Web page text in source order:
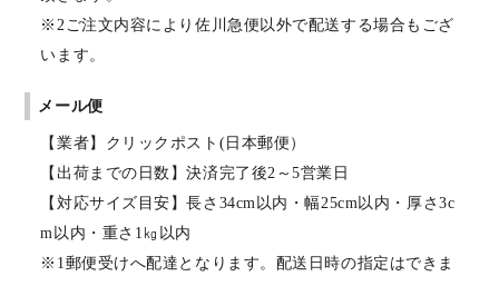
※2ご注文内容により佐川急便以外で配送する場合もござ
います。
メール便
【業者】クリックポスト(日本郵便）
【出荷までの日数】決済完了後2～5営業日
【対応サイズ目安】長さ34cm以内・幅25cm以内・厚さ3c
m以内・重さ1㎏以内
※1郵便受けへ配達となります。配送日時の指定はできま